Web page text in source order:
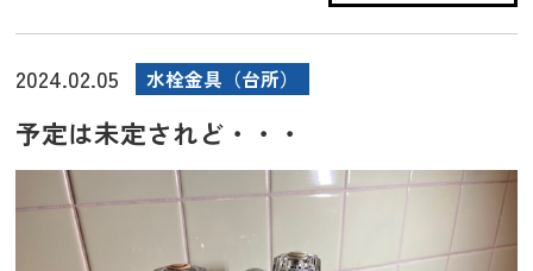
2024.02.05 水栓金具（台所）
予定は未定されど・・・